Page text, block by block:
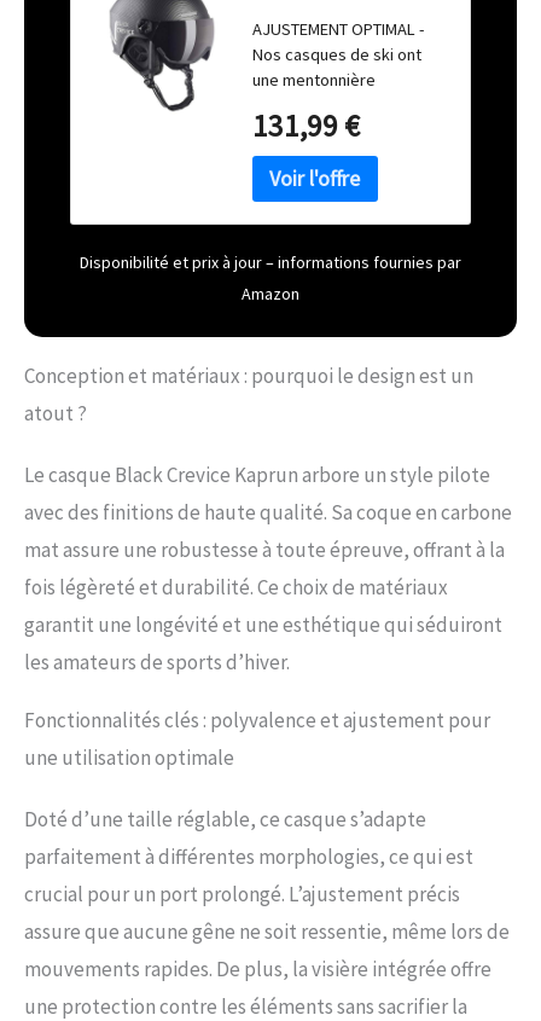
mat/noir, M/L (58-
61)..
AJUSTEMENT OPTIMAL -
Nos casques de ski ont
une mentonnière
une molette derrière la
tête pour un ajustement
continu, s'adaptant ainsi
précisément à toutes les
doublure interne
système de ventilation
casque de ski assurent
visière est réalisé selon un
procédé spécial In-Mould.
Le résultat est une
structure absolument
stable, très résistante aux
chocs et extrêmement
légère SÛR & FIABLE -
Chaque casque de ski et
fabriqué selon la norme de
votre sécurité BLACK
autrichienne comprend les
besoins en équipements
d'hiver & de plein air. Nos
produits allient protection
optimale & confort de port
maximal
131,99 €
Disponibilité et prix à jour – informations fournies par
Amazon
Conception et matériaux : pourquoi le design est un
atout ?
Le casque Black Crevice Kaprun arbore un style pilote
avec des finitions de haute qualité. Sa coque en carbone
mat assure une robustesse à toute épreuve, offrant à la
fois légèreté et durabilité. Ce choix de matériaux
garantit une longévité et une esthétique qui séduiront
les amateurs de sports d’hiver.
Fonctionnalités clés : polyvalence et ajustement pour
une utilisation optimale
Doté d’une taille réglable, ce casque s’adapte
parfaitement à différentes morphologies, ce qui est
crucial pour un port prolongé. L’ajustement précis
assure que aucune gêne ne soit ressentie, même lors de
mouvements rapides. De plus, la visière intégrée offre
une protection contre les éléments sans sacrifier la